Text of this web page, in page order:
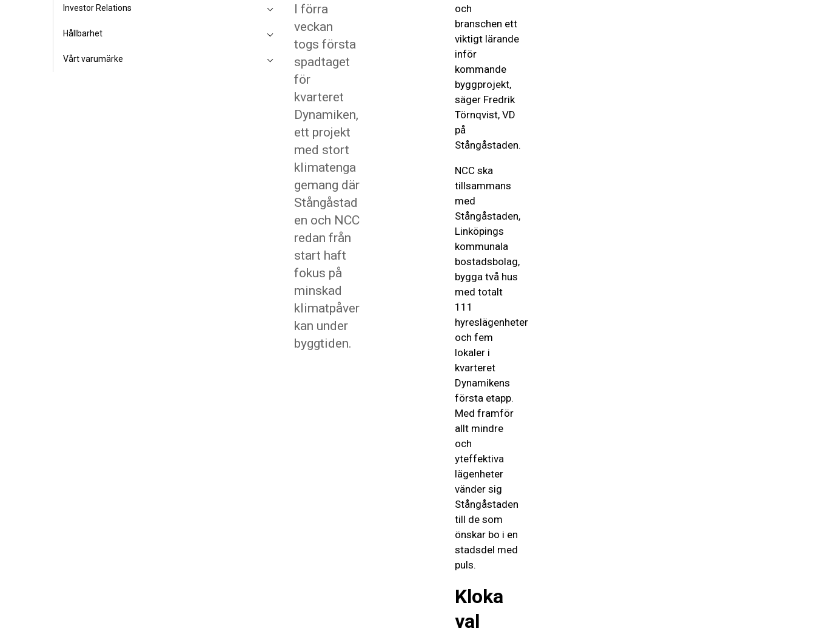
Investor Relations
Hållbarhet
Vårt varumärke
I förra
veckan
togs första
spadtaget
för
kvarteret
Dynamiken,
ett projekt
med stort
klimatenga
gemang där
Stångåstad
en och NCC
redan från
start haft
fokus på
minskad
klimatpåver
kan under
byggtiden.
och
branschen ett
viktigt lärande
inför
kommande
byggprojekt,
säger Fredrik
Törnqvist, VD
på
Stångåstaden.
NCC ska
tillsammans
med
Stångåstaden,
Linköpings
kommunala
bostadsbolag,
bygga två hus
med totalt
111
hyreslägenheter
och fem
lokaler i
kvarteret
Dynamikens
första etapp.
Med framför
allt mindre
och
yteffektiva
lägenheter
vänder sig
Stångåstaden
till de som
önskar bo i en
stadsdel med
puls.
Kloka
val